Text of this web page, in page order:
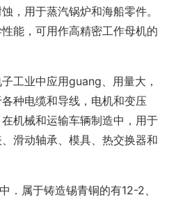
，用于蒸汽锅炉和海船零件。
能，可用作高精密工作母机的
工业中应用guang、用量大，
种电缆和导线，电机和变压
机械和运输车辆制造中，用于
滑动轴承、模具、热交换器和
．属于铸造锡青铜的有12-2、